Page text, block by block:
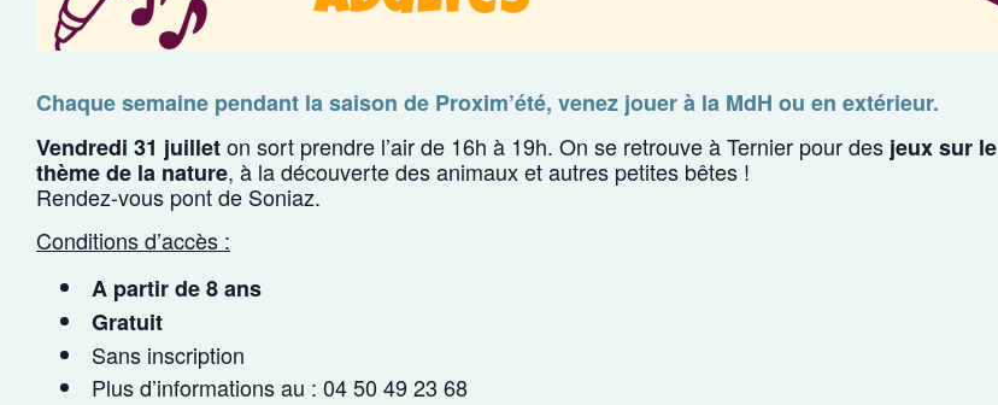
Chaque semaine pendant la saison de Proxim’été, venez jouer à la MdH ou en extérieur.
Vendredi 31 juilleton sort prendre l’air de 16h à 19h. On se retrouve à Ternier pour des jeux sur le
thème de la nature, à la découverte des animaux et autres petites bêtes !
Rendez-vous pont de Soniaz.
Conditions d’accès :
A partir de 8 ans
Gratuit
Sans inscription
Plus d’informations au : 04 50 49 23 68